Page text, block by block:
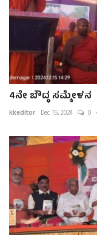
4ನೇ ಬೌದ್ಧ ಸಮ್ಮೇಳನ
kkeditor Dec 15, 2024 0